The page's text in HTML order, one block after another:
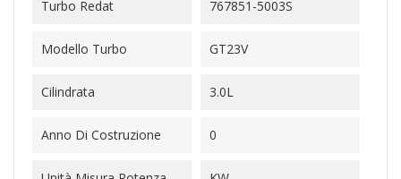
Turbo Redat 767851-5003S
Modello Turbo GT23V
Cilindrata 3.0L
Anno Di Costruzione 0